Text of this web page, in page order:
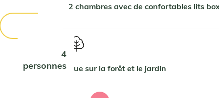
4
personnes
2 chambres avec de confortables lits
Vue sur la forêt et le jardin